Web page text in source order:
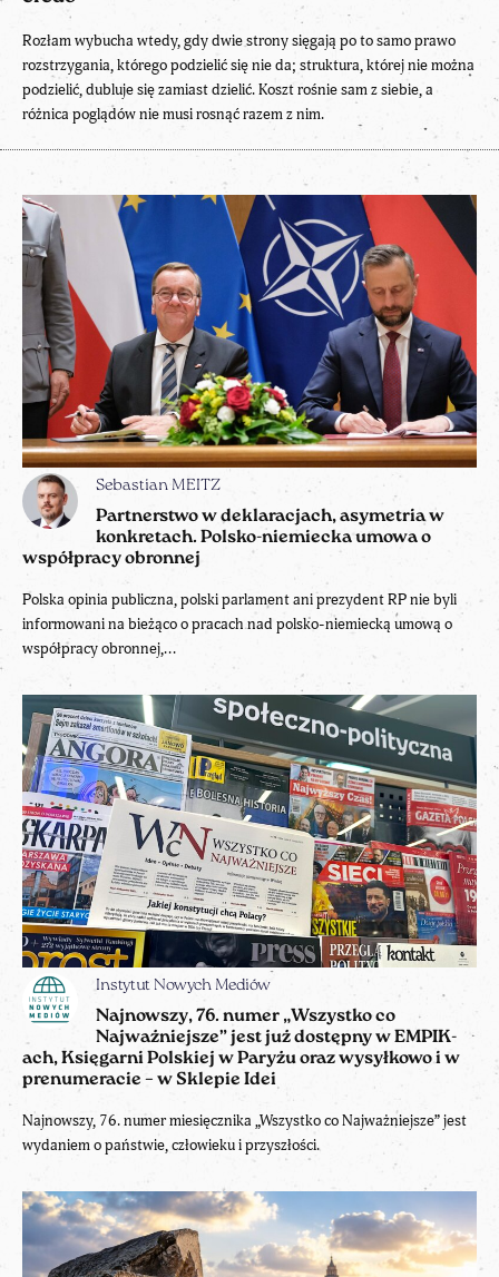
Sebastian MEITZ
Partnerstwo w deklaracjach, asymetria w
konkretach. Polsko-niemiecka umowa o
współpracy obronnej
Polska opinia publiczna, polski parlament ani prezydent RP nie byli
informowani na bieżąco o pracach nad polsko-niemiecką umową o
współpracy obronnej,...
Instytut Nowych Mediów
Najnowszy, 76. numer „Wszystko co
Najważniejsze” jest już dostępny w EMPIK-
ach, Księgarni Polskiej w Paryżu oraz wysyłkowo i w
prenumeracie – w Sklepie Idei
Najnowszy, 76. numer miesięcznika „Wszystko co Najważniejsze” jest
wydaniem o państwie, człowieku i przyszłości.
Rozłam wybucha wtedy, gdy dwie strony sięgają po to samo prawo
rozstrzygania, którego podzielić się nie da; struktura, której nie można
podzielić, dubluje się zamiast dzielić. Koszt rośnie sam z siebie, a
różnica poglądów nie musi rosnąć razem z nim.